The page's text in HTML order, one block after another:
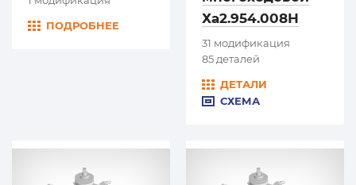
ПОДРОБНЕЕ
Ха2.954.008Н
31 модификация
85 деталей
ДЕТАЛИ
СХЕМА